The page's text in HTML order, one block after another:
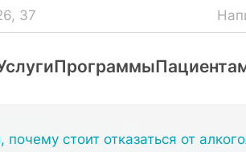
37
Программы
стоит отказаться от